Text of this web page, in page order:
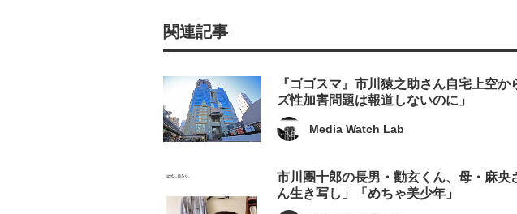
関連記事
『ゴゴスマ』市川猿之助さん自宅上空
ズ性加害問題は報道しないのに」
Media Watch Lab
市川團十郎の長男・勸玄くん、母・麻
ん生き写し」「めちゃ美少年」